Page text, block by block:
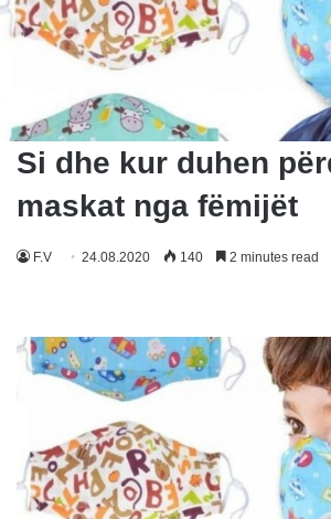
​Si dhe kur duhen
maskat nga fëmijët
F.V 24.08.2020 140 2 minutes read